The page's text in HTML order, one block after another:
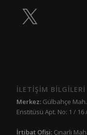
İLETİŞİM BİLGİLERİ
Merkez:Gülbahçe
Enstitüsü Apt. No: 1 /
İrtibat Ofisi: Çınarlı